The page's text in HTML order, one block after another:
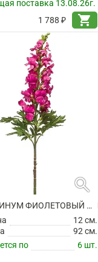
поставка 13.08.26г.
1 788 ₽
shopping_cart
search
АНТИРРИНУМ ФИОЛЕТОВЫЙ ИСКУССТВЕННЫЙ
12 см.
92 см.
по
6 шт.